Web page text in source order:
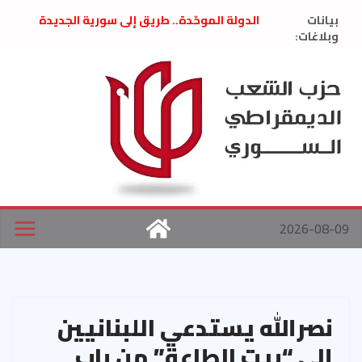
بيانات
وبلاغات:
الدولة الموحّدة.. طريق إلى سورية الجديدة
العام السابق لحزب الاتحاد الاشتراكي العربي
الديمقراطي
بلاغ صادر عن اجتماع اللجنة المركزية نيسان
2026
الحرب الأمريكية الإسرائيلية على نظام الملالي
في إيران .. بيان من حزب الشعب الديمقراطي
السوري
2026-08-09
نصرالله يستدعي اللبنانيين